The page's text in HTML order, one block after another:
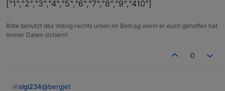
["1","2","3","4","5","6","7","8","9","410"]
Bitte benutzt das Voting rechts unten im Beitrag wenn er euch geholfen hat.
Immer Daten sichern!
0
sigi234@bergjet